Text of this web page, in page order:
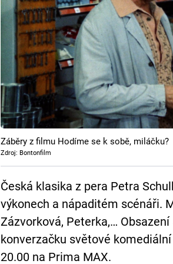
Záběry z filmu Hodíme se k sobě, miláčku?
Zdroj: Bontonfilm
Česká klasika z pera Petra
výkonech a nápaditém scénáři.
Zázvorková, Peterka,…
konverzačku světové
20.00 na Prima MAX.